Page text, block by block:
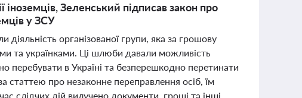
Зеленський підписав закон про
у ЗСУ
організованої групи, яка за грошову
та українками. Ці шлюби давали можливість
перебувати в Україні та безперешкодно перетинати
статтею про незаконне переправлення осіб, їм
слідчих дій вилучено документи, гроші та інші